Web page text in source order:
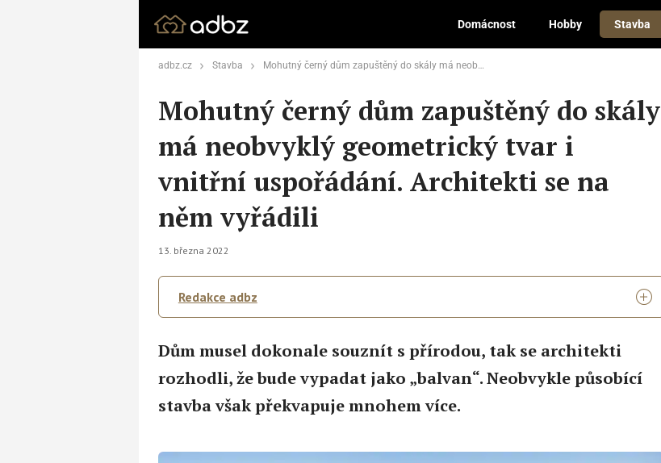
Domácnost Hobby Stavba
adbz.cz Stavba Mohutný černý dům zapuštěný do skály má neobvyklý geometrický tvar i vnitřní uspořádání. Architekti se na něm vyřádili
Mohutný černý dům zapuštěný do skály
má neobvyklý geometrický tvar i
vnitřní uspořádání. Architekti se na
něm vyřádili
13. března 2022
Redakce adbz
Dům musel dokonale souznít s přírodou, tak se architekti
rozhodli, že bude vypadat jako „balvan“. Neobvykle působící
stavba však překvapuje mnohem více.